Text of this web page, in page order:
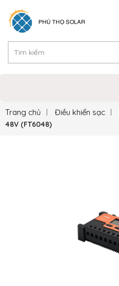
Trang chủ Điều khiển sạc
48V (FT6048)